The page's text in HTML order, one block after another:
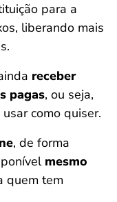
para a
liberando mais
receber
pagas, ou seja,
como quiser.
, de forma
mesmo
quem tem